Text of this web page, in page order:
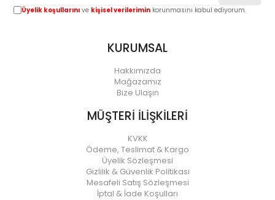
Üyelik koşullarını ve kişisel verilerimin korunmasını kabul ediyorum.
KURUMSAL
Hakkımızda
Mağazamız
Bize Ulaşın
MÜŞTERİ İLİŞKİLERİ
KVKK
Ödeme, Teslimat & Kargo
Üyelik Sözleşmesi
Gizlilik & Güvenlik Politikası
Mesafeli Satış Sözleşmesi
İptal & İade Koşulları